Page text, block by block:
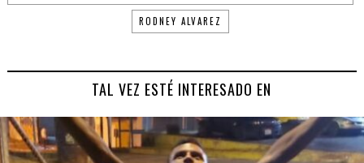
RODNEY ALVAREZ
TAL VEZ ESTÉ INTERESADO EN